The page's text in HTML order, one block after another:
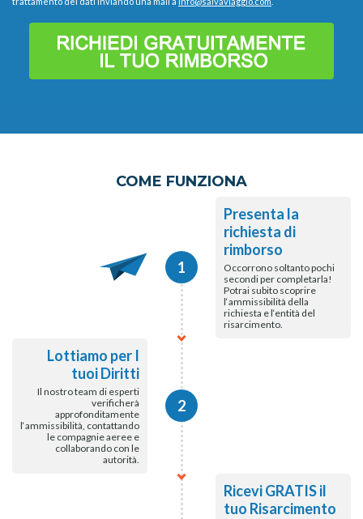
COME FUNZIONA
1
Presenta la
richiesta di
rimborso
Occorrono soltanto pochi
secondi per completarla!
Potrai subito scoprire
l‘ammissibilità della
richiesta e l‘entità del
risarcimento.
Lottiamo per I
tuoi Diritti
Il nostro team di esperti
verificherà
approfonditamente
l‘ammissibilità, contattando
le compagnie aeree e
collaborando con le
autorità.
2
Ricevi GRATIS il
tuo Risarcimento